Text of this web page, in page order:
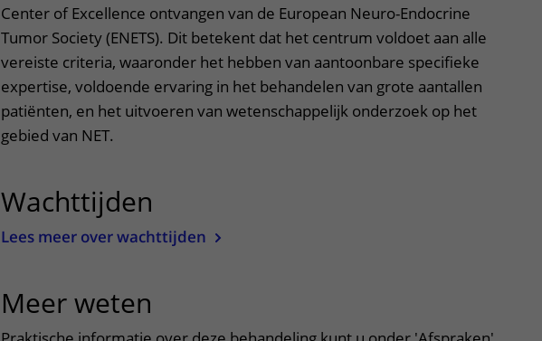
Center of Excellence ontvangen van de European Neuro-Endocrine
Tumor Society (ENETS). Dit betekent dat het centrum voldoet aan alle
vereiste criteria, waaronder het hebben van aantoonbare specifieke
expertise, voldoende ervaring in het behandelen van grote aantallen
patiënten, en het uitvoeren van wetenschappelijk onderzoek op het
gebied van NET.
Wachttijden
Lees meer over wachttijden
Meer weten